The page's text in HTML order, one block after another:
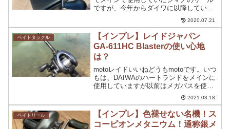
ですが、今年からダイワに以降していく
第一段として購入したのが【ダイワ ス
ティーズＡ ＴＷ】評価等を検索してい
ると、価格的にもスティーズＳＶよりも
個人的使用用途と...
2020.07.21
ベイトタックル
【インプレ】レイドジャパン
GA-611HC Blasterの使い心地
は？
motoレイドいいねどうもmotoです。いつ
もは、DAIWAのハートランドをメインに
使用していますが以前はメガバスを使用
していました。ここ最近では、いろんな
ロッドを使用してみたいなという気持ち
が大きくなっていろんなロッドを実際に
手に入れてい...
2021.03.18
ベイトリール
【インプレ】色褪せない名機！ス
コーピオンメタニウム！通称銀メ